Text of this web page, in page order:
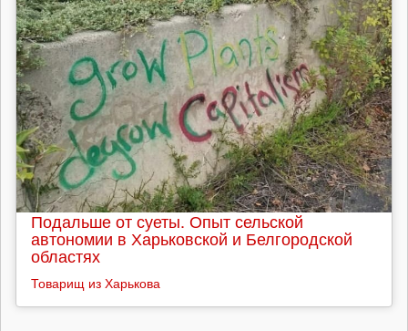
Подальше от суеты. Опыт сельской
автономии в Харьковской и Белгородской
областях
Товарищ из Харькова